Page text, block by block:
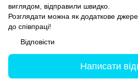
виглядом, відправили швидко.
Розглядати можна як додаткове
до співпраці!
Відповісти
Написати